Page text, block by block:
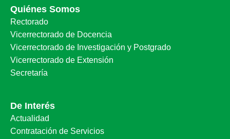
Quiénes Somos
Rectorado
Vicerrectorado de Docencia
Vicerrectorado de Investigación y Postgrado
Vicerrectorado de Extensión
Secretaría
De Interés
Actualidad
Contratación de Servicios